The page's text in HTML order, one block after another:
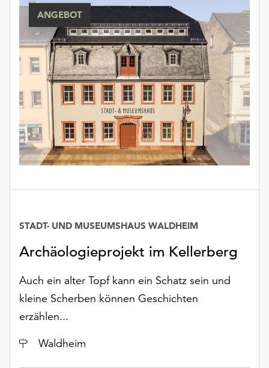
ANGEBOT
Archäologieprojekt im Kellerberg
STADT- UND MUSEUMSHAUS WALDHEIM
Auch ein alter Topf kann ein Schatz sein und
kleine Scherben können Geschichten
erzählen...
Ort
Waldheim